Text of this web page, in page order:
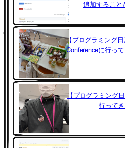
追加すること
【プログラミング
Conferenceに行っ
【プログラミング
行って